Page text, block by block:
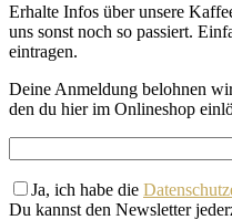
Erhalte Infos über unsere
uns sonst noch so passiert.
eintragen.
Deine Anmeldung belohnen
den du hier im Onlineshop
Ja, ich habe die
Du kannst den Newsletter